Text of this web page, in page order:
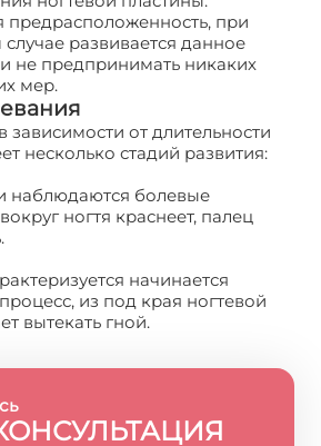
предрасположенность, при
развивается данное
не предпринимать никаких
мер.
зависимости от длительности
несколько стадий развития:
наблюдаются болевые
ногтя краснеет, палец
начинается
из под края ногтевой
вытекать гной.